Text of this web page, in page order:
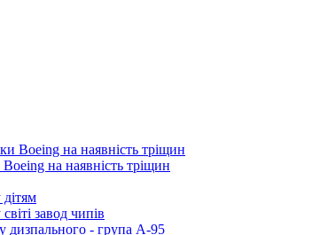
на наявність тріщин
завод чипів
дизпального - група А-95